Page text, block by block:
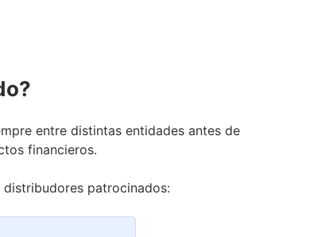
entre distintas entidades antes de
financieros.
distribudores patrocinados: